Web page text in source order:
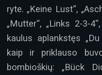
ryte. „Keine Lust“,
„Mutter“, „Links 2-3-
kaulus aplankstęs
kaip ir priklauso
bombioškių: „Bück